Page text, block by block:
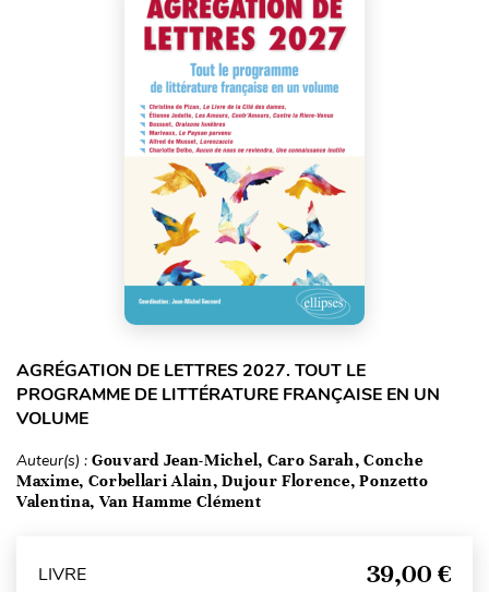
AGRÉGATION DE LETTRES 2027. TOUT LE
PROGRAMME DE LITTÉRATURE FRANÇAISE EN UN
VOLUME
Auteur(s) : Gouvard Jean-Michel, Caro Sarah, Conche
Maxime, Corbellari Alain, Dujour Florence, Ponzetto
Valentina, Van Hamme Clément
LIVRE 39,00 €